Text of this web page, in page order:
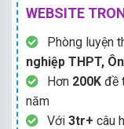
WEBSITE
Phòng luyện
nghiệp THPT,
Hơn 200K đề
năm
Với 3tr+ câu